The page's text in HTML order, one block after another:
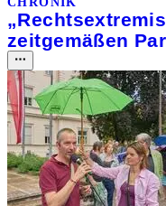
zeitgemäßen